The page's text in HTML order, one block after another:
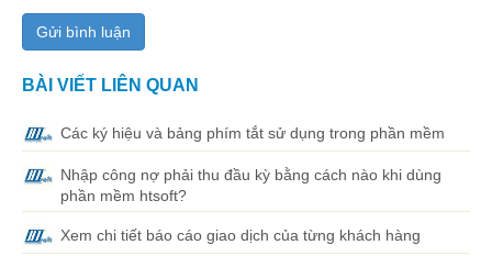
BÀI VIẾT LIÊN QUAN
Các ký hiệu và bảng phím tắt sử dụng trong phần mềm
Nhập công nợ phải thu đầu kỳ bằng cách nào khi dùng
phần mềm htsoft?
Xem chi tiết báo cáo giao dịch của từng khách hàng